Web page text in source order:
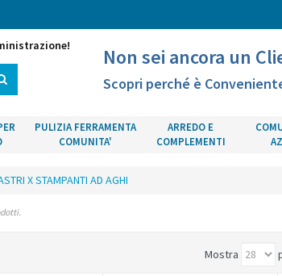
Non sei ancora un
Scopri perché è
PULIZIA FERRAMENTA
COMUNITA'
ARREDO E
COMPLEMENTI
X STAMPANTI AD AGHI
Mostra